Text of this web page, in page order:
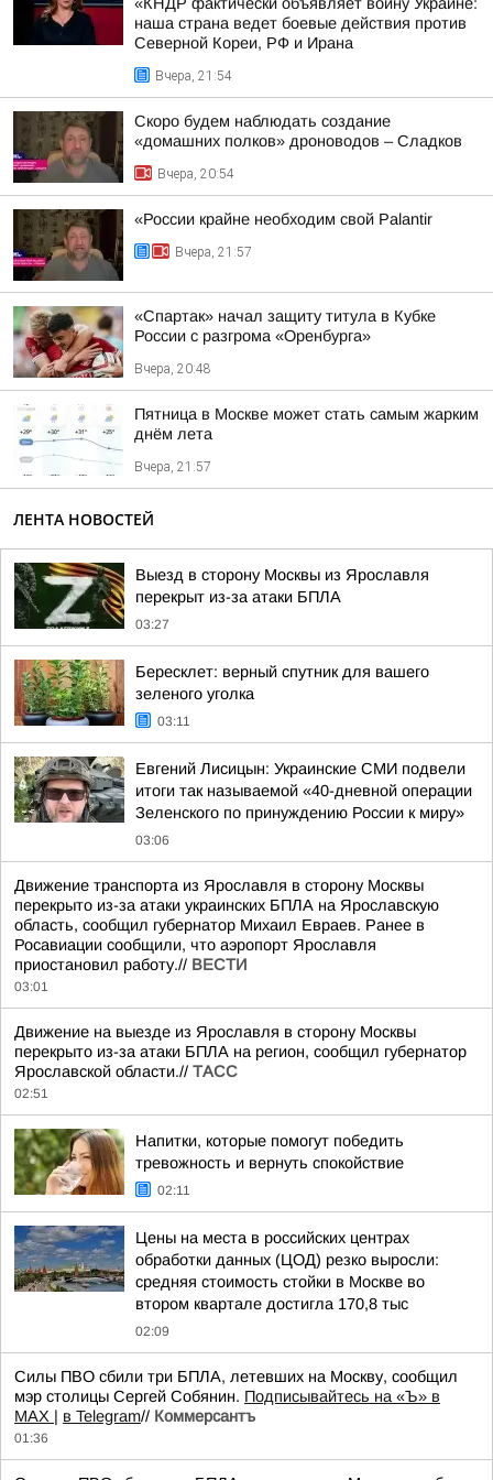
наша страна ведет боевые действия против
Северной Кореи, РФ и Ирана
Вчера, 21:54
Скоро будем наблюдать создание
«домашних полков» дроноводов – Сладков
Вчера, 20:54
«России крайне необходим свой Palantir
Вчера, 21:57
«Спартак» начал защиту титула в Кубке
России с разгрома «Оренбурга»
Вчера, 20:48
Пятница в Москве может стать самым жарким
днём лета
Вчера, 21:57
ЛЕНТА НОВОСТЕЙ
Выезд в сторону Москвы из Ярославля
перекрыт из-за атаки БПЛА
03:27
Бересклет: верный спутник для вашего
зеленого уголка
03:11
Евгений Лисицын: Украинские СМИ подвели
итоги так называемой «40-дневной операции
Зеленского по принуждению России к миру»
03:06
Движение транспорта из Ярославля в сторону Москвы
перекрыто из-за атаки украинских БПЛА на Ярославскую
область, сообщил губернатор Михаил Евраев. Ранее в
Росавиации сообщили, что аэропорт Ярославля
приостановил работу.// ВЕСТИ
03:01
Движение на выезде из Ярославля в сторону Москвы
перекрыто из-за атаки БПЛА на регион, сообщил губернатор
Ярославской области.// ТАСС
02:51
Напитки, которые помогут победить
тревожность и вернуть спокойствие
02:11
Цены на места в российских центрах
обработки данных (ЦОД) резко выросли:
средняя стоимость стойки в Москве во
втором квартале достигла 170,8 тыс
02:09
Силы ПВО сбили три БПЛА, летевших на Москву, сообщил
мэр столицы Сергей Собянин. Подписывайтесь на «Ъ» в
MAX | в Telegram// Коммерсантъ
01:36